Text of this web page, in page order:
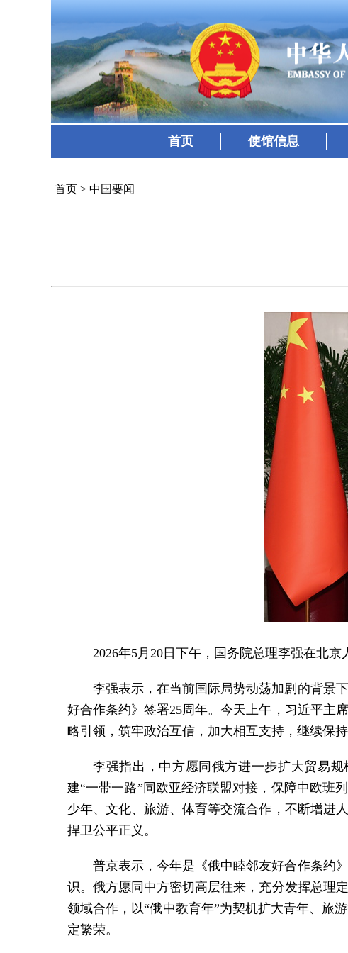
首页 使馆信息
首页 > 中国要闻
2026年5月20日下午，国务院总理李强在北
李强表示，在当前国际局势动荡加剧的背景
好合作条约》签署25周年。今天上午，习近平主
略引领，筑牢政治互信，加大相互支持，继续保
李强指出，中方愿同俄方进一步扩大贸易
建“一带一路”同欧亚经济联盟对接，保障中欧班
少年、文化、旅游、体育等交流合作，不断增进
捍卫公平正义。
普京表示，今年是《俄中睦邻友好合作条约
识。俄方愿同中方密切高层往来，充分发挥总理
领域合作，以“俄中教育年”为契机扩大青年、旅
定繁荣。